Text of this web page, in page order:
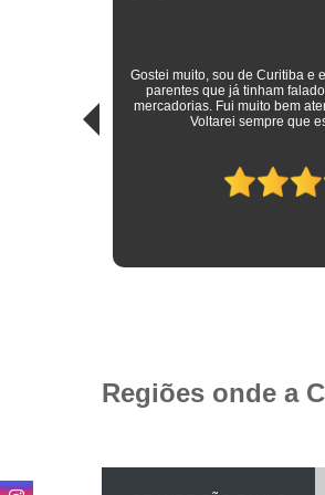
Roupas sociais de excelente
justo!
Regiões onde a